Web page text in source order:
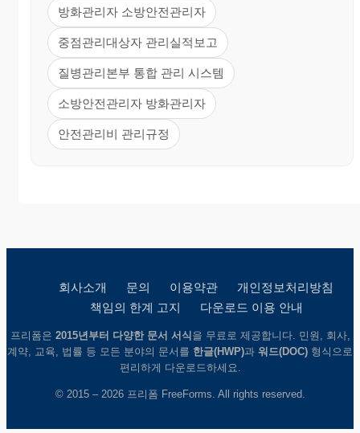
방화관리자 소방안전관리자
중점관리대상자 관리실적보고
질병관리본부 통합 관리 시스템
소방안전관리자 방화관리자
안전관리비 관리규정
회사소개 문의 이용약관
개인정보처리방침
책임의 한계 고지
다운로드 이용 안내
프리폼은 2015년부터 다양한 문서 서식 을 무료로 제공합니다. 민원, 회사,
계약, 교육, 법률 등 모든 분야의 문서를 한글(HWP)과 워드(DOC) 형식으로
편리하게 다운로드하세요.
© 2015 – 2026 프리폼 FreeForms. All rights reserved.